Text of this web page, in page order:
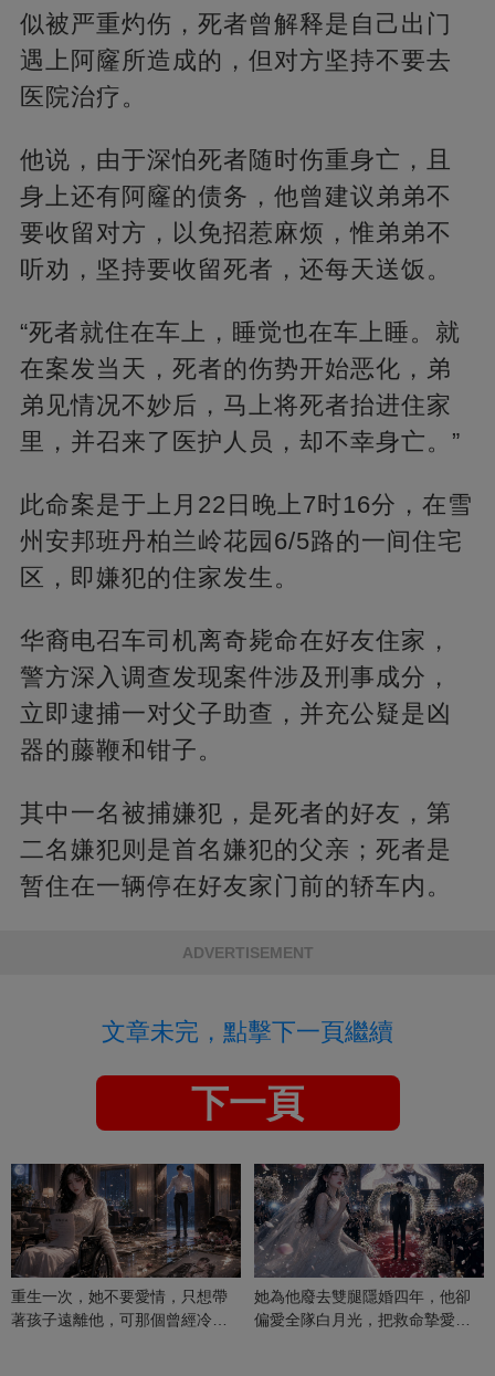
似被严重灼伤，死者曾解释是自己出门
遇上阿窿所造成的，但对方坚持不要去
医院治疗。
他说，由于深怕死者随时伤重身亡，且
身上还有阿窿的债务，他曾建议弟弟不
要收留对方，以免招惹麻烦，惟弟弟不
听劝，坚持要收留死者，还每天送饭。
“死者就住在车上，睡觉也在车上睡。就
在案发当天，死者的伤势开始恶化，弟
弟见情况不妙后，马上将死者抬进住家
里，并召来了医护人员，却不幸身亡。”
此命案是于上月22日晚上7时16分，在雪
州安邦班丹柏兰岭花园6/5路的一间住宅
区，即嫌犯的住家发生。
华裔电召车司机离奇毙命在好友住家，
警方深入调查发现案件涉及刑事成分，
立即逮捕一对父子助查，并充公疑是凶
器的藤鞭和钳子。
其中一名被捕嫌犯，是死者的好友，第
二名嫌犯则是首名嫌犯的父亲；死者是
暂住在一辆停在好友家门前的轿车内。
ADVERTISEMENT
文章未完，點擊下一頁繼續
下一頁
重生一次，她不要愛情，只想帶
著孩子遠離他，可那個曾經冷漠
她為他廢去雙腿隱婚四年，他卻
偏愛全隊白月光，把救命摯愛當